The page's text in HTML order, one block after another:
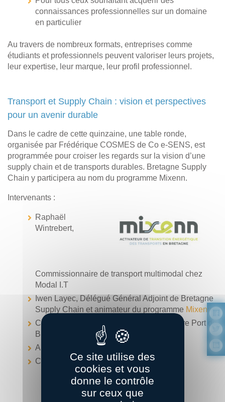
connaissances professionnelles sur un domaine
en particulier
Au travers de nombreux formats, entreprises comme
étudiants et professionnels peuvent valoriser leurs projets,
leur expertise, leur marque, leur profil professionnel.
Transport et Supply Chain : vision et perspectives
pour un avenir durable
Dans le cadre de cette quinzaine, une table ronde,
organisée par Frédérique COSMES de Co e-SENS, est
programmée pour croiser les regards sur la vision d’une
supply chain et de transports durables. Bretagne Supply
Chain y participera au nom du programme Mixenn.
I ntervenants :
Raphaël
Wintrebert,
Commissionnaire de transport multimodal chez
Modal I.T
Iwen Layec, Délégué Général Adjoint de Bretagne
Supply Chain et animateur du programme Mixenn
Christophe Chabert, Président du directoire Port de
Brest
Arthur Landormy de la société Windcoop
Cécile Ronarch de Blue road
Informations et inscriptions
Ce site utilise des
cookies et vous
donne le contrôle
sur ceux que